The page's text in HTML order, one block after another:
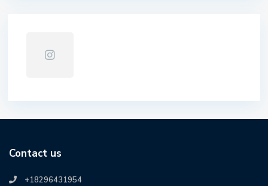
Contact us
+18296431954